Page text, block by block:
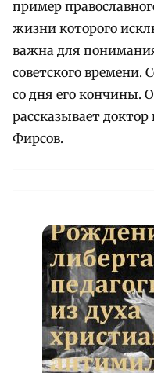
пример
жизни которого
важна для
советского времени.
со дня его кончины.
рассказывает
Фирсов.